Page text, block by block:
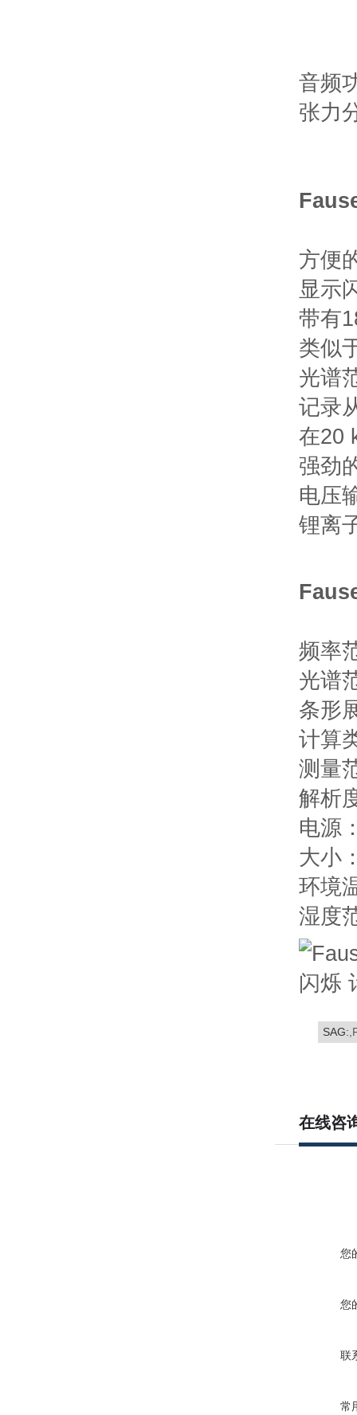
音频
张力
方便
显示
带有
类似
光谱
记录
在20
强劲
电压
锂离
频率
光谱
条形
计算
测量
解析
电源
大小
环境
湿度
SAG:
在线咨
您
您
联
常